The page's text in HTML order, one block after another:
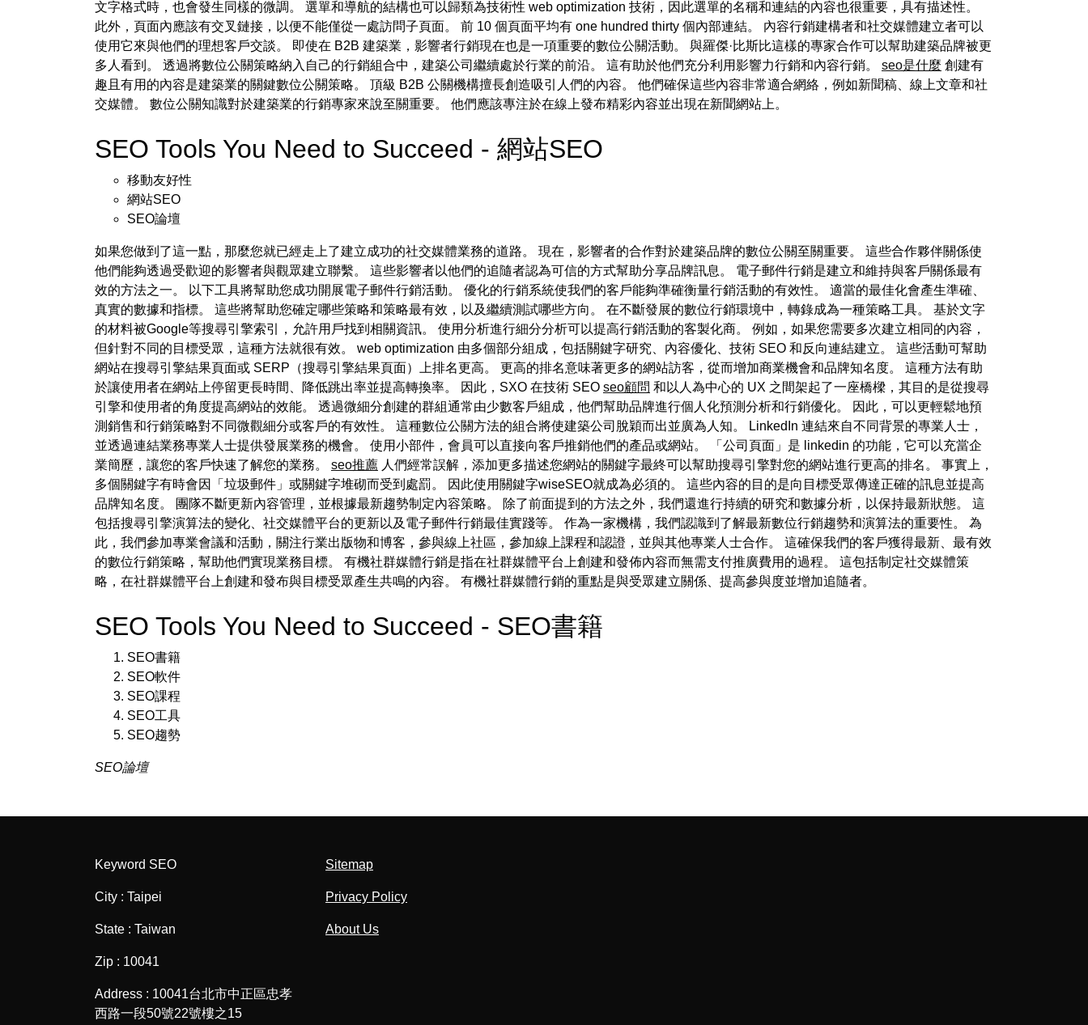
文字格式時，也會發生同樣的微調。 選單和導航的結構也可以歸類為技術性 web optimization 技術，因此選單的名稱和連結的內容也很重要，具有描述性。
此外，頁面內應該有交叉鏈接，以便不能僅從一處訪問子頁面。 前 10 個頁面平均有 one hundred thirty 個內部連結。 內容行銷建構者和社交媒體建立者可以
使用它來與他們的理想客戶交談。 即使在 B2B 建築業，影響者行銷現在也是一項重要的數位公關活動。 與羅傑·比斯比這樣的專家合作可以幫助建築品牌被更
多人看到。 透過將數位公關策略納入自己的行銷組合中，建築公司繼續處於行業的前沿。 這有助於他們充分利用影響力行銷和內容行銷。 seo是什麼 創建有
趣且有用的內容是建築業的關鍵數位公關策略。 頂級 B2B 公關機構擅長創造吸引人們的內容。 他們確保這些內容非常適合網絡，例如新聞稿、線上文章和社
交媒體。 數位公關知識對於建築業的行銷專家來說至關重要。 他們應該專注於在線上發布精彩內容並出現在新聞網站上。
SEO Tools You Need to Succeed - 網站SEO
移動友好性
網站SEO
SEO論壇
如果您做到了這一點，那麼您就已經走上了建立成功的社交媒體業務的道路。 現在，影響者的合作對於建築品牌的數位公關至關重要。 這些合作夥伴關係使
他們能夠透過受歡迎的影響者與觀眾建立聯繫。 這些影響者以他們的追隨者認為可信的方式幫助分享品牌訊息。 電子郵件行銷是建立和維持與客戶關係最有
效的方法之一。 以下工具將幫助您成功開展電子郵件行銷活動。 優化的行銷系統使我們的客戶能夠準確衡量行銷活動的有效性。 適當的最佳化會產生準確、
真實的數據和指標。 這些將幫助您確定哪些策略和策略最有效，以及繼續測試哪些方向。 在不斷發展的數位行銷環境中，轉錄成為一種策略工具。 基於文字
的材料被Google等搜尋引擎索引，允許用戶找到相關資訊。 使用分析進行細分分析可以提高行銷活動的客製化商。 例如，如果您需要多次建立相同的內容，
但針對不同的目標受眾，這種方法就很有效。 web optimization 由多個部分組成，包括關鍵字研究、內容優化、技術 SEO 和反向連結建立。 這些活動可幫助
網站在搜尋引擎結果頁面或 SERP（搜尋引擎結果頁面）上排名更高。 更高的排名意味著更多的網站訪客，從而增加商業機會和品牌知名度。 這種方法有助
於讓使用者在網站上停留更長時間、降低跳出率並提高轉換率。 因此，SXO 在技術 SEO seo顧問 和以人為中心的 UX 之間架起了一座橋樑，其目的是從搜尋
引擎和使用者的角度提高網站的效能。 透過微細分創建的群組通常由少數客戶組成，他們幫助品牌進行個人化預測分析和行銷優化。 因此，可以更輕鬆地預
測銷售和行銷策略對不同微觀細分或客戶的有效性。 這種數位公關方法的組合將使建築公司脫穎而出並廣為人知。 LinkedIn 連結來自不同背景的專業人士，
並透過連結業務專業人士提供發展業務的機會。 使用小部件，會員可以直接向客戶推銷他們的產品或網站。 「公司頁面」是 linkedin 的功能，它可以充當企
業簡歷，讓您的客戶快速了解您的業務。 seo推薦 人們經常誤解，添加更多描述您網站的關鍵字最終可以幫助搜尋引擎對您的網站進行更高的排名。 事實上，
多個關鍵字有時會因「垃圾郵件」或關鍵字堆砌而受到處罰。 因此使用關鍵字wiseSEO就成為必須的。 這些內容的目的是向目標受眾傳達正確的訊息並提高
品牌知名度。 團隊不斷更新內容管理，並根據最新趨勢制定內容策略。 除了前面提到的方法之外，我們還進行持續的研究和數據分析，以保持最新狀態。 這
包括搜尋引擎演算法的變化、社交媒體平台的更新以及電子郵件行銷最佳實踐等。 作為一家機構，我們認識到了解最新數位行銷趨勢和演算法的重要性。 為
此，我們參加專業會議和活動，關注行業出版物和博客，參與線上社區，參加線上課程和認證，並與其他專業人士合作。 這確保我們的客戶獲得最新、最有效
的數位行銷策略，幫助他們實現業務目標。 有機社群媒體行銷是指在社群媒體平台上創建和發佈內容而無需支付推廣費用的過程。 這包括制定社交媒體策
略，在社群媒體平台上創建和發布與目標受眾產生共鳴的內容。 有機社群媒體行銷的重點是與受眾建立關係、提高參與度並增加追隨者。
SEO Tools You Need to Succeed - SEO書籍
SEO書籍
SEO軟件
SEO課程
SEO工具
SEO趨勢
SEO論壇
Keyword SEO
City : Taipei
State : Taiwan
Zip : 10041
Address : 10041台北市中正區忠孝
西路一段50號22號樓之15
Sitemap
Privacy Policy
About Us